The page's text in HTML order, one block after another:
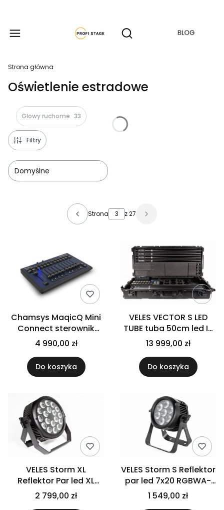
Otwórz wyszukiwarkę
Produkty w
Strona główna
Oświetlenie estradowe
Głowy ruchome 33
Filtry
Domyślne
Lista produktów
Strona z 27
Chamsys MaqicQ Mini
Connect sterownik
DMX
4 990,00 zł
Do koszyka
VELES VECTOR S LED
TUBE tuba 50cm led IP
66 160 x 0,5W
RGB/Mint/Amber
Zestaw 8szt z case i
akcesoriami
13 999,00 zł
Do koszyka
VELES Storm XL
Reflektor Par led XL
18x20W RGBWA-UV IP
65
2 799,00 zł
VELES Storm S Reflektor
par led 7x20 RGBWA-
UV IP65
1 549,00 zł